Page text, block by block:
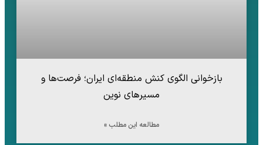
بازخوانی الگوی کنش منطقه‌ای ایران؛ فرصت‌ها و
مسیرهای نوین
مطالعه این مطلب »